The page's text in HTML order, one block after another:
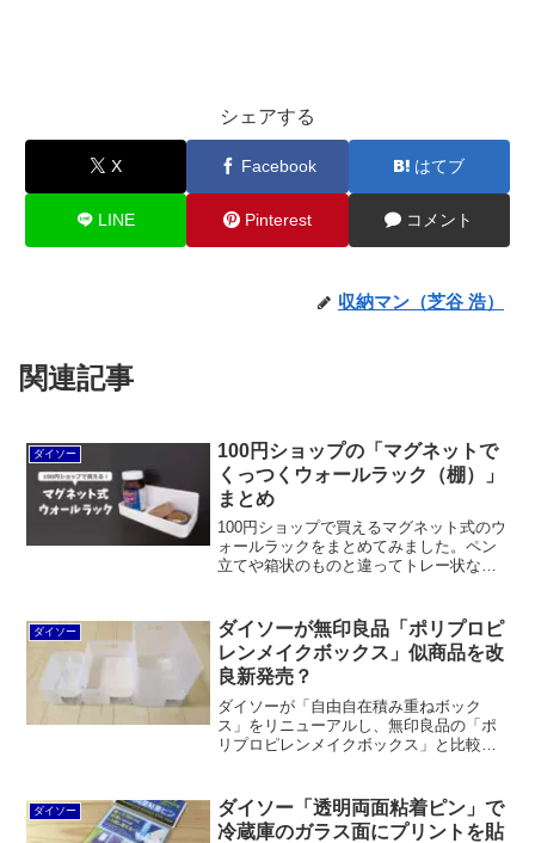
シェアする
X Facebook はてブ
LINE Pinterest コメント
収納マン（芝谷 浩）
関連記事
ダイソー
100円ショップの「マグネットで
くっつくウォールラック（棚）」
まとめ
100円ショップで買えるマグネット式のウ
ォールラックをまとめてみました。ペン
立てや箱状のものと違ってトレー状なら
が、セリアで販売している粘着マグネッ
トプレートとスチール製ブックエンドを
使って自作することもできます。
ダイソー
ダイソーが無印良品「ポリプロピ
レンメイクボックス」似商品を改
良新発売？
ダイソーが「自由自在積み重ねボック
ス」をリニューアルし、無印良品の「ポ
リプロピレンメイクボックス」と比較し
く、価格は税込110円で無印良品の最大
1/3以下という激安価格です。
ダイソー
ダイソー「透明両面粘着ピン」で
冷蔵庫のガラス面にプリントを貼